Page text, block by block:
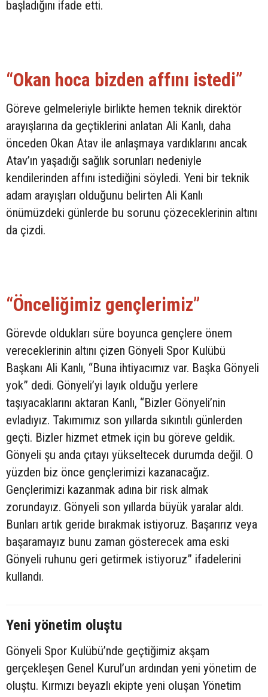
başladığını ifade etti.
“Okan hoca bizden affını istedi”
Göreve gelmeleriyle birlikte hemen teknik direktör
arayışlarına da geçtiklerini anlatan Ali Kanlı, daha
önceden Okan Atav ile anlaşmaya vardıklarını ancak
Atav’ın yaşadığı sağlık sorunları nedeniyle
kendilerinden affını istediğini söyledi. Yeni bir teknik
adam arayışları olduğunu belirten Ali Kanlı
önümüzdeki günlerde bu sorunu çözeceklerinin altını
da çizdi.
“Önceliğimiz gençlerimiz”
Görevde oldukları süre boyunca gençlere önem
vereceklerinin altını çizen Gönyeli Spor Kulübü
Başkanı Ali Kanlı, “Buna ihtiyacımız var. Başka Gönyeli
yok” dedi. Gönyeli’yi layık olduğu yerlere
taşıyacaklarını aktaran Kanlı, “Bizler Gönyeli’nin
evladıyız. Takımımız son yıllarda sıkıntılı günlerden
geçti. Bizler hizmet etmek için bu göreve geldik.
Gönyeli şu anda çıtayı yükseltecek durumda değil. O
yüzden biz önce gençlerimizi kazanacağız.
Gençlerimizi kazanmak adına bir risk almak
zorundayız. Gönyeli son yıllarda büyük yaralar aldı.
Bunları artık geride bırakmak istiyoruz. Başarırız veya
başaramayız bunu zaman gösterecek ama eski
Gönyeli ruhunu geri getirmek istiyoruz” ifadelerini
kullandı.
Yeni yönetim oluştu
Gönyeli Spor Kulübü’nde geçtiğimiz akşam
gerçekleşen Genel Kurul’un ardından yeni yönetim de
oluştu. Kırmızı beyazlı ekipte yeni oluşan Yönetim